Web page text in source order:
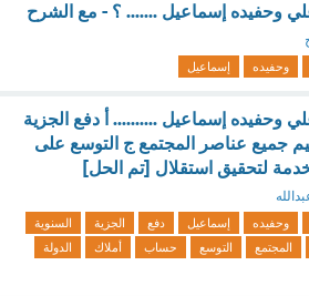
وحفيده إسماعيل ....... ؟ - مع الشرح
وحفيده إسماعيل
وحفيده إسماعيل .......... أ دفع الجزية
جميع عناصر المجتمع ج التوسع على
لتحقيق استقلال [تم الحل]
وحفيده إسماعيل دفع الجزية
السنوية
المجتمع التوسع حساب أملاك
الدولة